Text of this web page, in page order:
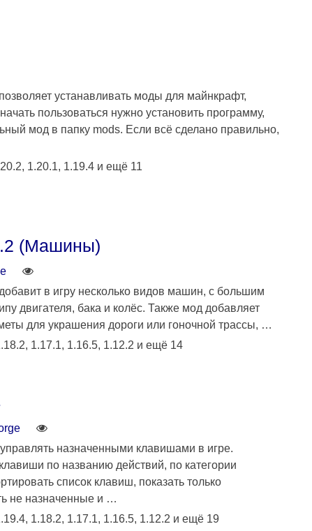
устанавливать моды для майнкрафт,
пользоваться нужно установить программу,
мод в папку mods. Если всё сделано правильно,
1.20.1, 1.19.4 и ещё 11
(Машины)
в игру несколько видов машин, с большим
двигателя, бака и колёс. Также мод добавляет
для украшения дороги или гоночной трассы, …
1.17.1, 1.16.5, 1.12.2 и ещё 14
назначенными клавишами в игре.
по названию действий, по категории
список клавиш, показать только
не назначенные и …
1.18.2, 1.17.1, 1.16.5, 1.12.2 и ещё 19